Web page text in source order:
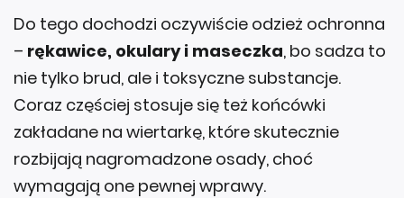
Do tego dochodzi oczywiście odzież ochronna
– rękawice, okulary i maseczka, bo sadza to
nie tylko brud, ale i toksyczne substancje.
Coraz częściej stosuje się też końcówki
zakładane na wiertarkę, które skutecznie
rozbijają nagromadzone osady, choć
wymagają one pewnej wprawy.